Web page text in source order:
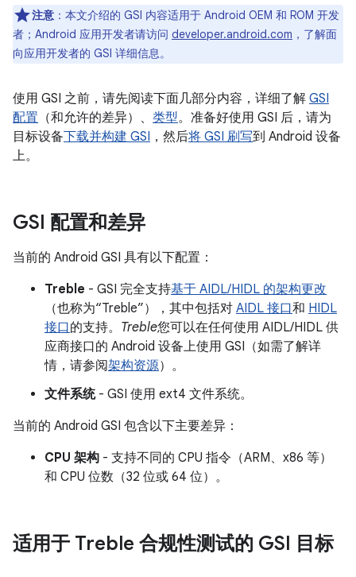
注意 ：本文介绍的 GSI 内容适用于 Android OEM 和 ROM 开发
者；Android 应用开发者请访问 developer.android.com ，了解面
向应用开发者的 GSI 详细信息。
使用 GSI 之前，请先阅读下面几部分内容，详细了解 GSI
配置 （和允许的差异）、 类型。准备好使用 GSI 后，请为
目标设备下载并构建 GSI ，然后将 GSI 刷写到 Android 设备
上。
GSI 配置和差异
当前的 Android GSI 具有以下配置：
Treble - GSI 完全支持基于 AIDL/HIDL 的架构更改
（也称为“Treble”），其中包括对 AIDL 接口和 HIDL
接口的支持。 Treble您可以在任何使用 AIDL/HIDL 供
应商接口的 Android 设备上使用 GSI（如需了解详
情，请参阅架构资源）。
文件系统- GSI 使用 ext4 文件系统。
当前的 Android GSI 包含以下主要差异：
CPU 架构 - 支持不同的 CPU 指令（ARM、x86 等）
和 CPU 位数（32 位或 64 位）。
适用于 Treble 合规性测试的 GSI 目标